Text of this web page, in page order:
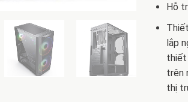
Hỗ
lắp
thiết
trên
thị